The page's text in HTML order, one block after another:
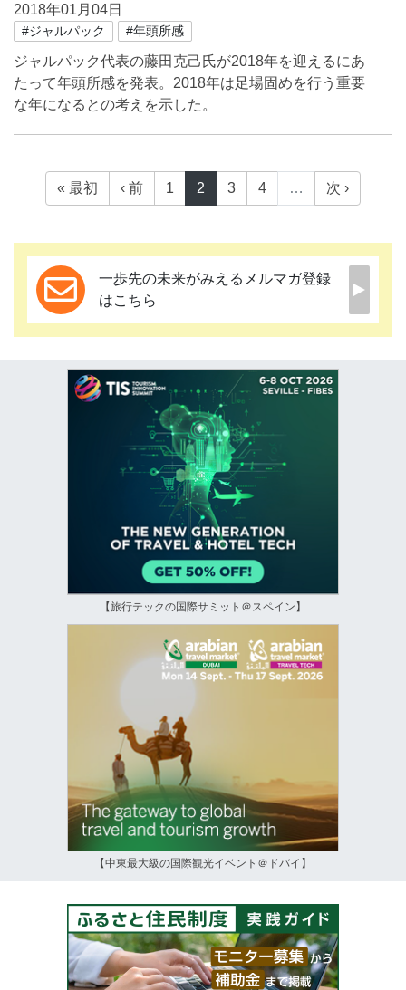
2018年01月04日
#ジャルパック #年頭所感
ジャルパック代表の藤田克己氏が2018年を迎えるにあ
たって年頭所感を発表。2018年は足場固めを行う重要
な年になるとの考えを示した。
« 最初 ‹ 前 1 2 3 4 … 次 ›
一歩先の未来がみえるメルマガ登録
はこちら
【旅行テックの国際サミット＠スペイン】
【中東最大級の国際観光イベント＠ドバイ】